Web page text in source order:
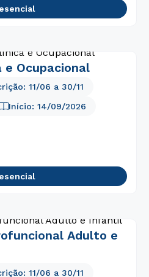
e Ocupacional
Início: 14/09/2026
11/06 a 30/11
Adulto e
11/06 a 30/11